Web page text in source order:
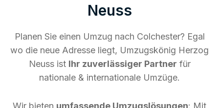
Neuss
Planen Sie einen Umzug nach Colchester? Egal
wo die neue Adresse liegt, Umzugskönig Herzog
Neuss ist Ihr zuverlässiger Partner für
nationale & internationale Umzüge.
Wir bieten umfassende Umzugslösungen: Mit